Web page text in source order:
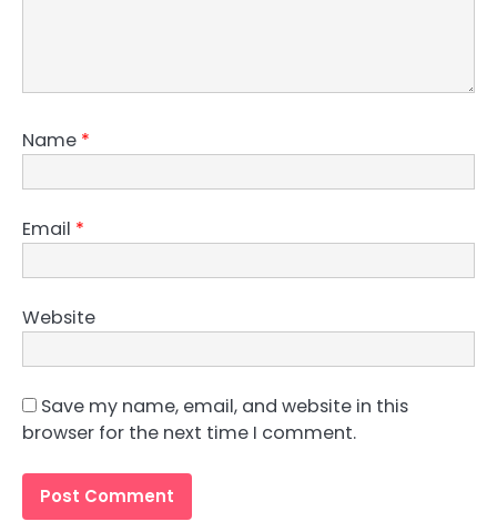
Name *
Email *
Website
Save my name, email, and website in this
browser for the next time I comment.